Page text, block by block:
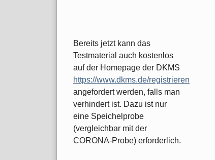
Bereits jetzt kann das
Testmaterial auch kostenlos
auf der Homepage der DKMS
https://www.dkms.de/registrieren
angefordert werden, falls man
verhindert ist. Dazu ist nur
eine Speichelprobe
(vergleichbar mit der
CORONA-Probe) erforderlich.